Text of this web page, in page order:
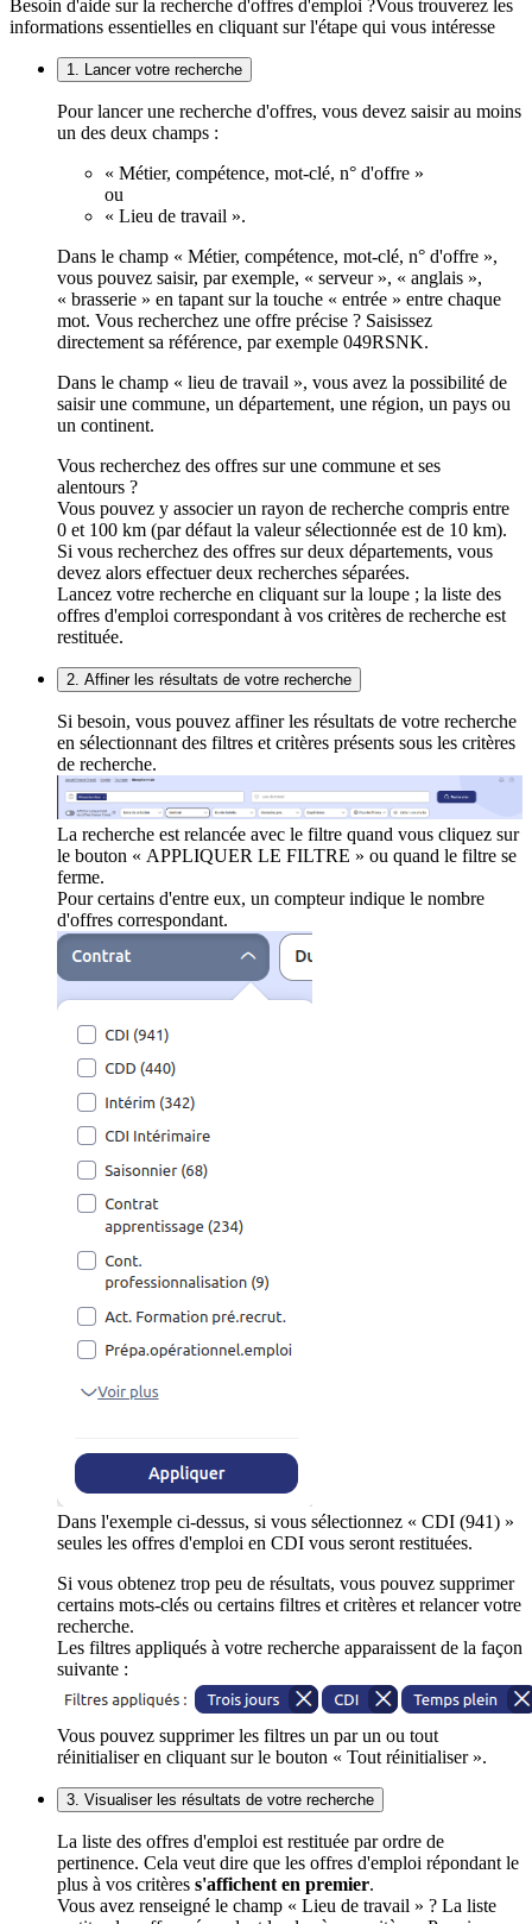
Besoin d'aide sur la recherche d'offres d'emploi ?Vous trouverez les
informations essentielles en cliquant sur l'étape qui vous intéresse
1. Lancer votre recherche
Pour lancer une recherche d'offres, vous devez saisir au moins
un des deux champs :
« Métier, compétence, mot-clé, n° d'offre »
ou
« Lieu de travail ».
Dans le champ « Métier, compétence, mot-clé, n° d'offre »,
vous pouvez saisir, par exemple, « serveur », « anglais »,
« brasserie » en tapant sur la touche « entrée » entre chaque
mot. Vous recherchez une offre précise ? Saisissez
directement sa référence, par exemple 049RSNK.
Dans le champ « lieu de travail », vous avez la possibilité de
saisir une commune, un département, une région, un pays ou
un continent.
Vous recherchez des offres sur une commune et ses
alentours ?
Vous pouvez y associer un rayon de recherche compris entre
0 et 100 km (par défaut la valeur sélectionnée est de 10 km).
Si vous recherchez des offres sur deux départements, vous
devez alors effectuer deux recherches séparées.
Lancez votre recherche en cliquant sur la loupe ; la liste des
offres d'emploi correspondant à vos critères de recherche est
restituée.
2. Affiner les résultats de votre recherche
Si besoin, vous pouvez affiner les résultats de votre recherche
en sélectionnant des filtres et critères présents sous les critères
de recherche.
La recherche est relancée avec le filtre quand vous cliquez sur
le bouton « APPLIQUER LE FILTRE » ou quand le filtre se
ferme.
Pour certains d'entre eux, un compteur indique le nombre
d'offres correspondant.
Dans l'exemple ci-dessus, si vous sélectionnez « CDI (941) »
seules les offres d'emploi en CDI vous seront restituées.
Si vous obtenez trop peu de résultats, vous pouvez supprimer
certains mots-clés ou certains filtres et critères et relancer votre
recherche.
Les filtres appliqués à votre recherche apparaissent de la façon
suivante :
Vous pouvez supprimer les filtres un par un ou tout
réinitialiser en cliquant sur le bouton « Tout réinitialiser ».
3. Visualiser les résultats de votre recherche
La liste des offres d'emploi est restituée par ordre de
pertinence. Cela veut dire que les offres d'emploi répondant le
plus à vos critères s'affichent en premier.
Vous avez renseigné le champ « Lieu de travail » ? La liste